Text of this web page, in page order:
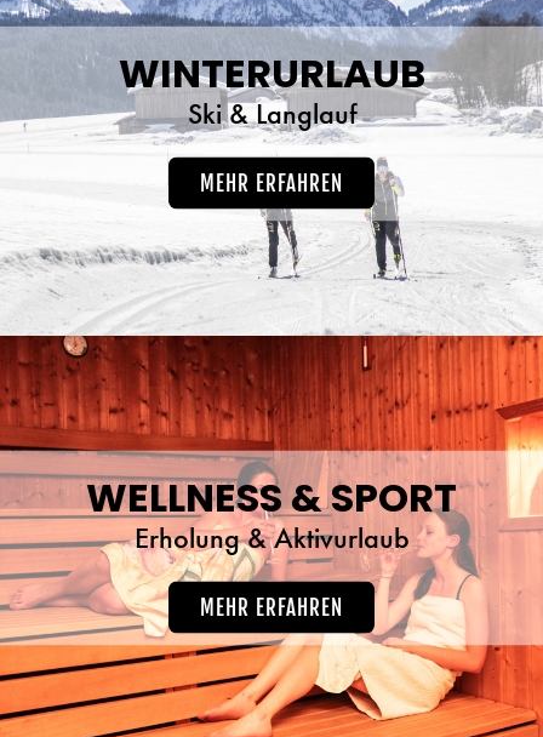
WINTERURLAUB
Ski & Langlauf
MEHR ERFAHREN
WELLNESS & SPORT
Erholung & Aktivurlaub
MEHR ERFAHREN